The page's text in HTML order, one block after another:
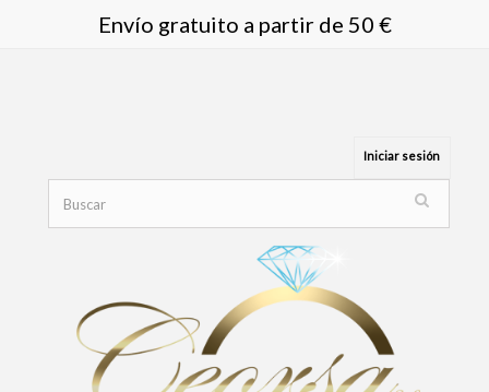
Envío gratuito a partir de 50 €
Iniciar sesión